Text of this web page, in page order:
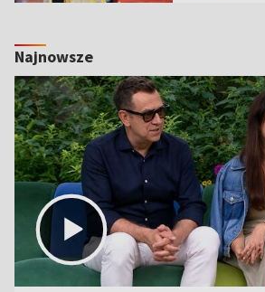
Najnowsze